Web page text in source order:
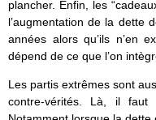
plancher. Enfin, les
l’augmentation de la dette
années alors qu’ils n’en
dépend de ce que l’on
Les partis extrêmes sont
contre-vérités. Là, il